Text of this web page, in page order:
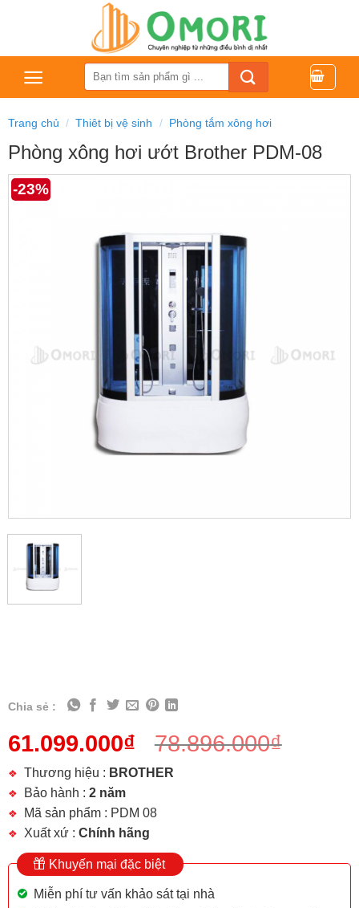
dung
Tìm
kiếm:
Trang chủ / Thiêt bị vệ sinh / Phòng tắm xông hơi
Phòng xông hơi ướt Brother PDM-08
-23%
Chia sẻ :
61.099.000₫ 78.896.000₫
Thương hiệu : BROTHER
Bảo hành : 2 năm
Mã sản phẩm : PDM 08
Xuất xứ : Chính hãng
Khuyến mại đặc biệt
Miễn phí tư vấn khảo sát tại nhà